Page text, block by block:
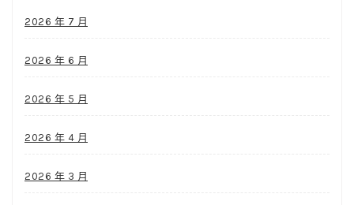
2026 年 7 月
2026 年 6 月
2026 年 5 月
2026 年 4 月
2026 年 3 月